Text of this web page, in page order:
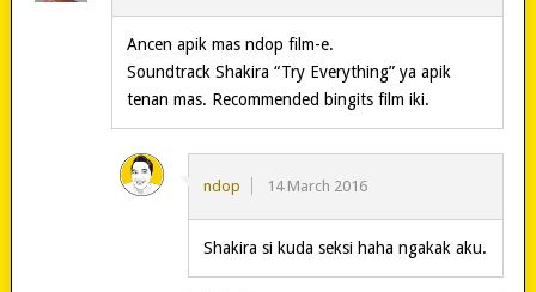
Ancen apik mas ndop film-e.
Soundtrack Shakira “Try Everything” ya apik
tenan mas. Recommended bingits film iki.
ndop 14 March 2016
Shakira si kuda seksi haha ngakak aku.